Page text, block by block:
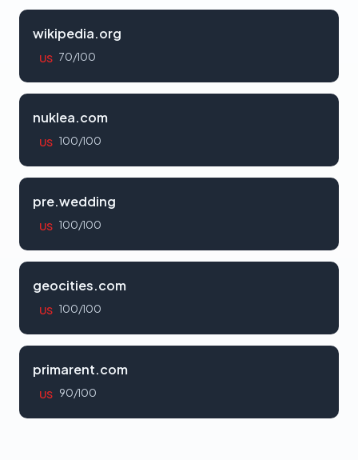
wikipedia.org
US 70/100
nuklea.com
US 100/100
pre.wedding
US 100/100
geocities.com
US 100/100
primarent.com
US 90/100